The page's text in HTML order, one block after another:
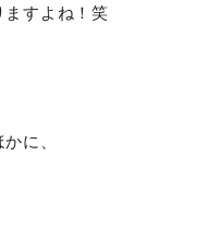
ますよね！笑
に、